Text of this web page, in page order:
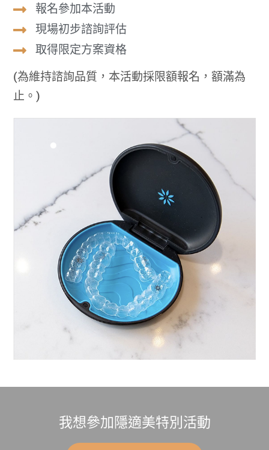
報名參加本活動
現場初步諮詢評估
取得限定方案資格
(為維持諮詢品質，本活動採限額報名，額滿為
止。)
我想參加隱適美特別活動